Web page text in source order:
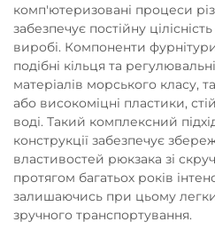
комп'ютеризовані процеси
забезпечує постійну
виробі. Компоненти
подібні кільця та
матеріалів морського класу,
або високоміцні пластики,
воді. Такий комплексний
конструкції забезпечує
властивостей рюкзака зі
протягом багатьох років
залишаючись при цьому
зручного транспортування.